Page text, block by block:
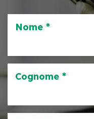
Nome *
Cognome *